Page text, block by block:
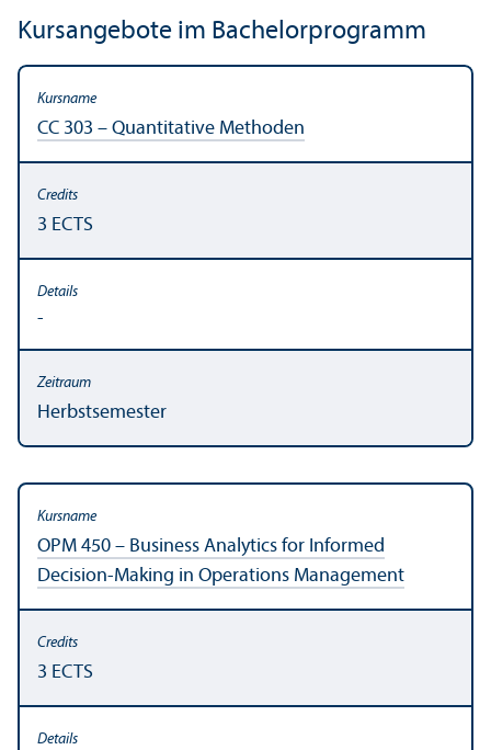
Kursangebote im Bachelor­programm
CC 303 – Quanti­tative Methoden
3 ECTS
-
Herbstsemester
OPM 450 – Business Analytics for Informed
Decision-Making in Operations Management
3 ECTS